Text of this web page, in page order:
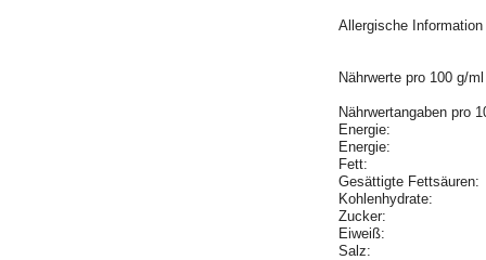
Allergische
Nährwerte pro 100 g/ml
Nährwertangaben pro
Energie:
Energie:
Fett:
Gesättigte
Kohlenhydrate:
Zucker:
Eiweiß:
Salz: